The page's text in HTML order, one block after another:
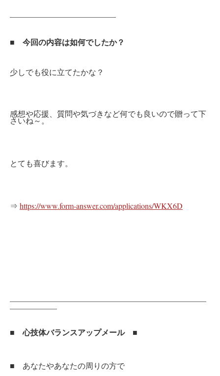
—————————————–
■ 今回の内容は如何でしたか？
少しでも役に立てたかな？
感想や応援、質問や気づきなど何でも良いので贈って下
さいね～。
とても喜びます。
⇒ https://www.form-answer.com/applications/WKX6D
—————————————————————————
——————
■心技体バランスアップメール ■
■ あなたやあなたの周りの方で